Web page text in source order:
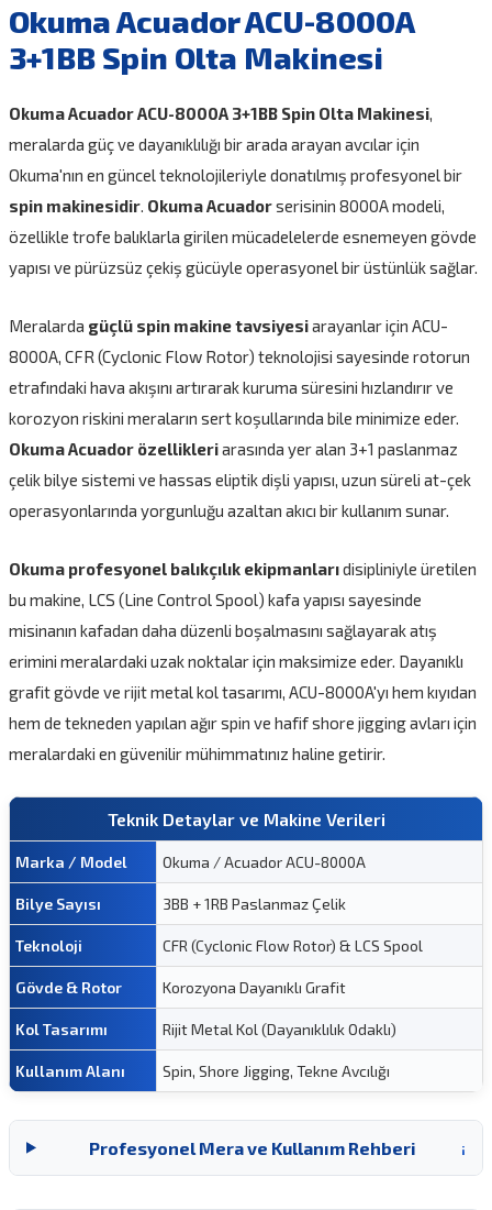
Okuma Acuador ACU-8000A
3+1BB Spin Olta Makinesi
Okuma Acuador ACU-8000A 3+1BB Spin Olta Makinesi,
meralarda güç ve dayanıklılığı bir arada arayan avcılar için
Okuma'nın en güncel teknolojileriyle donatılmış profesyonel bir
spin makinesidir. Okuma Acuadorserisinin 8000A modeli,
özellikle trofe balıklarla girilen mücadelelerde esnemeyen gövde
yapısı ve pürüzsüz çekiş gücüyle operasyonel bir üstünlük sağlar.
Meralarda güçlü spin makine tavsiyesiarayanlar için ACU-
8000A, CFR (Cyclonic Flow Rotor) teknolojisi sayesinde rotorun
etrafındaki hava akışını artırarak kuruma süresini hızlandırır ve
korozyon riskini meraların sert koşullarında bile minimize eder.
Okuma Acuador özellikleriarasında yer alan 3+1 paslanmaz
çelik bilye sistemi ve hassas eliptik dişli yapısı, uzun süreli at-çek
operasyonlarında yorgunluğu azaltan akıcı bir kullanım sunar.
Okuma profesyonel balıkçılık ekipmanlarıdisipliniyle üretilen
bu makine, LCS (Line Control Spool) kafa yapısı sayesinde
misinanın kafadan daha düzenli boşalmasını sağlayarak atış
erimini meralardaki uzak noktalar için maksimize eder. Dayanıklı
grafit gövde ve rijit metal kol tasarımı, ACU-8000A'yı hem kıyıdan
hem de tekneden yapılan ağır spin ve hafif shore jigging avları için
meralardaki en güvenilir mühimmatınız haline getirir.
Teknik Detaylar ve Makine Verileri
Marka / Model Okuma / Acuador ACU-8000A
Bilye Sayısı 3BB + 1RB Paslanmaz Çelik
Teknoloji CFR (Cyclonic Flow Rotor) & LCS Spool
Gövde & Rotor Korozyona Dayanıklı Grafit
Kol Tasarımı Rijit Metal Kol (Dayanıklılık Odaklı)
Kullanım Alanı Spin, Shore Jigging, Tekne Avcılığı
Profesyonel Mera ve Kullanım Rehberi